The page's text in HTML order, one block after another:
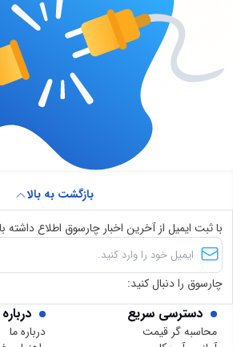
دسترسی سریع
محاسبه گر قیمت
درباره ما
بازگشت به بالا
با ثبت ایمیل از آخرین اخبار چارسوق اطلاع داشته
چارسوق را دنبال کنید: